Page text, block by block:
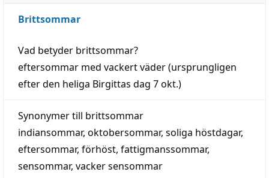
Brittsommar
Vad betyder brittsommar?
eftersommar med vackertväder(ursprungligen
efter den heliga Birgittas dag 7 okt.)
Synonymer till brittsommar
indiansommar, oktobersommar, soliga höstdagar,
eftersommar, förhöst, fattigmanssommar,
sensommar, vacker sensommar